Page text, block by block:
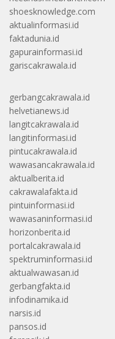
shoesknowledge.com
aktualinformasi.id
faktadunia.id
gapurainformasi.id
gariscakrawala.id
gerbangcakrawala.id
helvetianews.id
langitcakrawala.id
langitinformasi.id
pintucakrawala.id
wawasancakrawala.id
aktualberita.id
cakrawalafakta.id
pintuinformasi.id
wawasaninformasi.id
horizonberita.id
portalcakrawala.id
spektruminformasi.id
aktualwawasan.id
gerbangfakta.id
infodinamika.id
narsis.id
pansos.id